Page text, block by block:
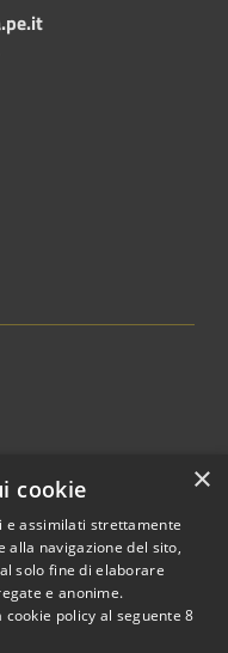
© 2026 • Comune di
×
cookie
e assimilati strettamente
alla navigazione del sito,
solo fine di elaborare
e anonime.
cookie policy al seguente8